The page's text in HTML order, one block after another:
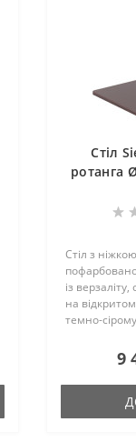
Стіл
ротанга
Стіл з
із
на
темно-
9